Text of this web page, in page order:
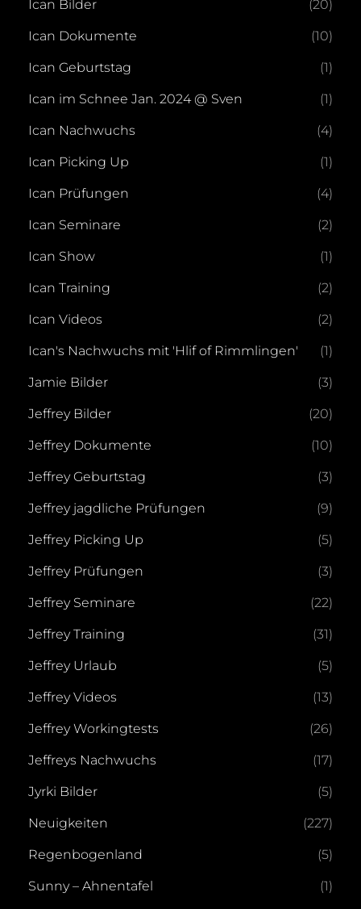
Ican Bilder (20)
Ican Dokumente (10)
Ican Geburtstag (1)
Ican im Schnee Jan. 2024 @ Sven (1)
Ican Nachwuchs (4)
Ican Picking Up (1)
Ican Prüfungen (4)
Ican Seminare (2)
Ican Show (1)
Ican Training (2)
Ican Videos (2)
Ican's Nachwuchs mit 'Hlif of Rimmlingen' (1)
Jamie Bilder (3)
Jeffrey Bilder (20)
Jeffrey Dokumente (10)
Jeffrey Geburtstag (3)
Jeffrey jagdliche Prüfungen (9)
Jeffrey Picking Up (5)
Jeffrey Prüfungen (3)
Jeffrey Seminare (22)
Jeffrey Training (31)
Jeffrey Urlaub (5)
Jeffrey Videos (13)
Jeffrey Workingtests (26)
Jeffreys Nachwuchs (17)
Jyrki Bilder (5)
Neuigkeiten (227)
Regenbogenland (5)
Sunny – Ahnentafel (1)